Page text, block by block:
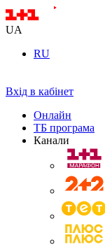
UA
RU
Вхід в кабінет
Онлайн
ТБ програма
Канали